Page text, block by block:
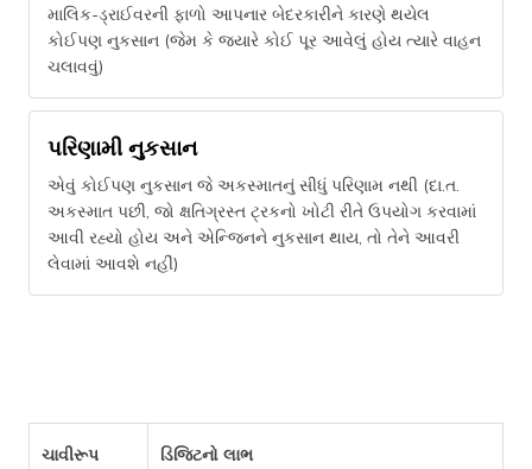
માલિક-ડ્રાઈવરની ફાળો આપનાર બેદરકારીને કારણે થયેલ
કોઈપણ નુકસાન (જેમ કે જ્યારે કોઈ પૂર આવેલું હોય ત્યારે વાહન
ચલાવવું)
પરિણામી નુકસાન
એવું કોઈપણ નુકસાન જે અકસ્માતનું સીધું પરિણામ નથી (દા.ત.
અકસ્માત પછી, જો ક્ષતિગ્રસ્ત ટ્રકનો ખોટી રીતે ઉપયોગ કરવામાં
આવી રહ્યો હોય અને એન્જિનને નુકસાન થાય, તો તેને આવરી
લેવામાં આવશે નહીં)
ચાવીરૂપ
ડિજિટનો લાભ